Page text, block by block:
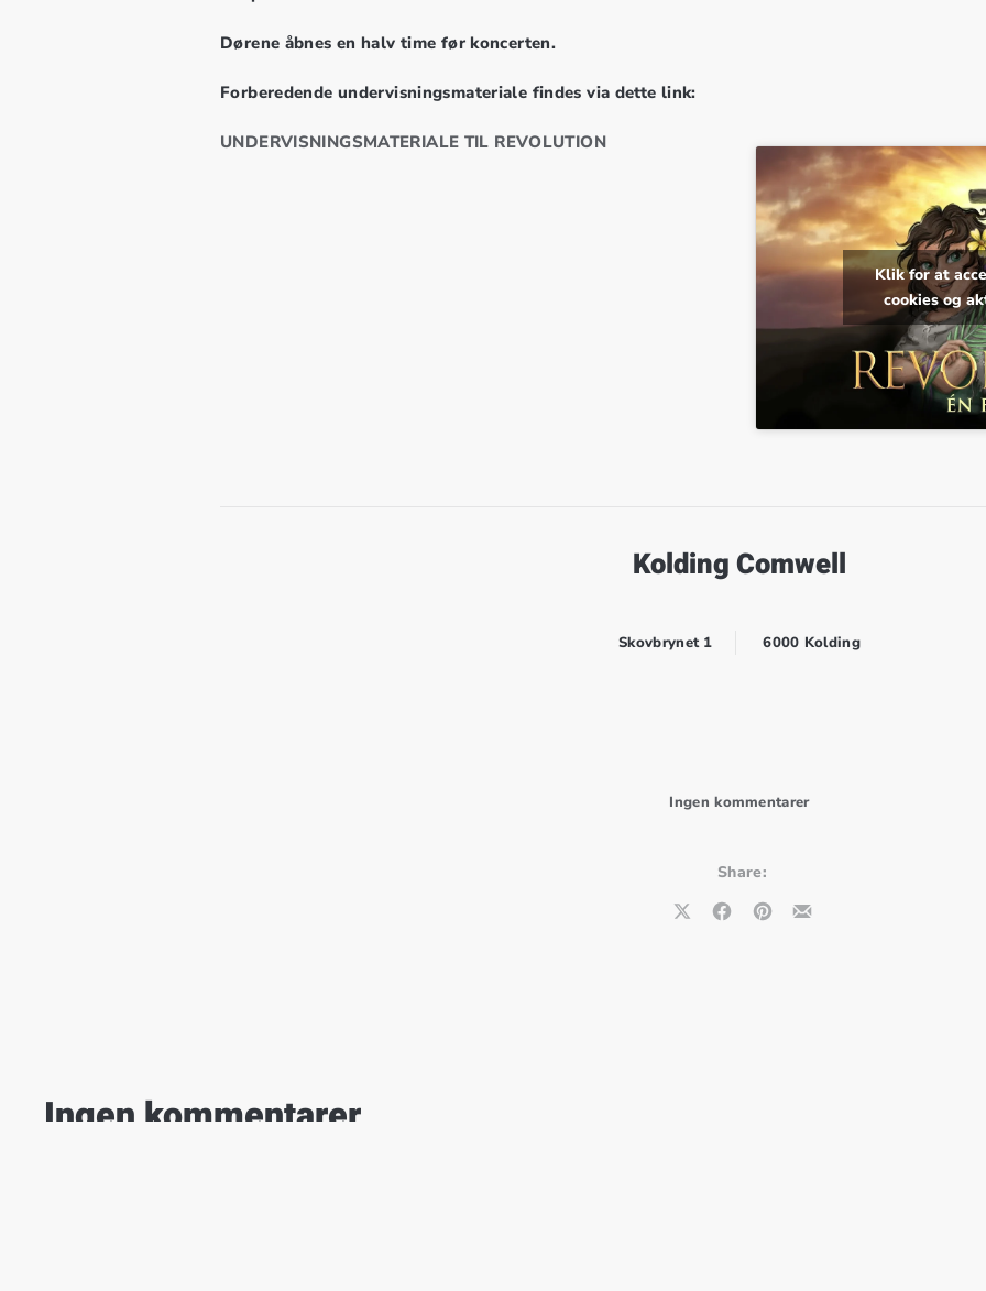
Dørene åbnes en halv time før koncerten.
Forberedende undervisningsmateriale findes via dette link:
UNDERVISNINGSMATERIALE TIL REVOLUTION
Klik for at
cookies og
Kolding Comwell
Skovbrynet 1 6000 Kolding
Ingen kommentarertil UDSOLGT!!!
Share:
Ingen kommentarer